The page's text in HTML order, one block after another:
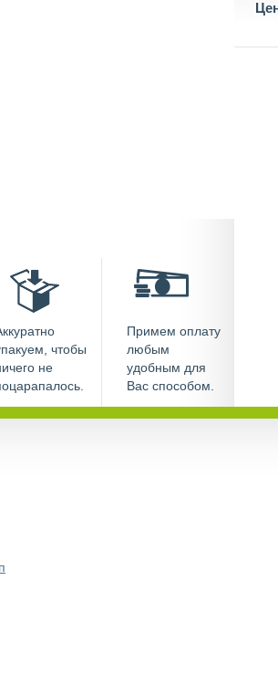
чтобы
не
Примем оплату
любым
удобным для
Вас способом.